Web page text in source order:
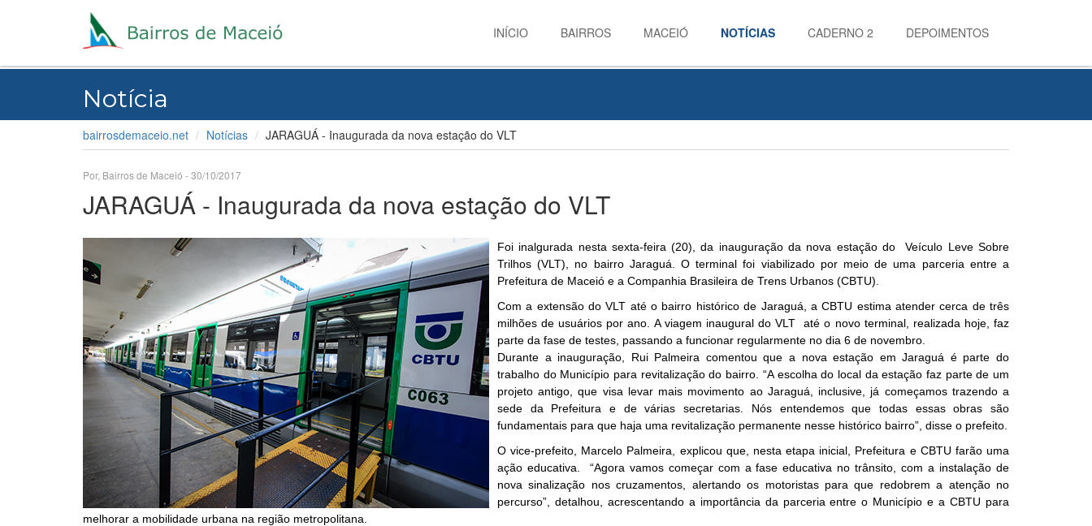
INÍCIO BAIRROS MACEIÓ NOTÍCIAS CADERNO 2 DEPOIMENTOS
Notícia
bairrosdemaceio.net Notícias JARAGUÁ - Inaugurada da nova estação do VLT
Por, Bairros de Maceió - 30/10/2017
JARAGUÁ - Inaugurada da nova estação do VLT
Foi inalgurada nesta sexta-feira (20), da inauguração da nova estação do Veículo Leve Sobre
Trilhos (VLT), no bairro Jaraguá. O terminal foi viabilizado por meio de uma parceria entre a
Prefeitura de Maceió e a Companhia Brasileira de Trens Urbanos (CBTU).
Com a extensão do VLT até o bairro histórico de Jaraguá, a CBTU estima atender cerca de três
milhões de usuários por ano. A viagem inaugural do VLT até o novo terminal, realizada hoje, faz
parte da fase de testes, passando a funcionar regularmente no dia 6 de novembro.
Durante a inauguração, Rui Palmeira comentou que a nova estação em Jaraguá é parte do
trabalho do Município para revitalização do bairro. “A escolha do local da estação faz parte de um
projeto antigo, que visa levar mais movimento ao Jaraguá, inclusive, já começamos trazendo a
sede da Prefeitura e de várias secretarias. Nós entendemos que todas essas obras são
fundamentais para que haja uma revitalização permanente nesse histórico bairro”, disse o prefeito.
O vice-prefeito, Marcelo Palmeira, explicou que, nesta etapa inicial, Prefeitura e CBTU farão uma
ação educativa. “Agora vamos começar com a fase educativa no trânsito, com a instalação de
nova sinalização nos cruzamentos, alertando os motoristas para que redobrem a atenção no
percurso”, detalhou, acrescentando a importância da parceria entre o Município e a CBTU para
melhorar a mobilidade urbana na região metropolitana.